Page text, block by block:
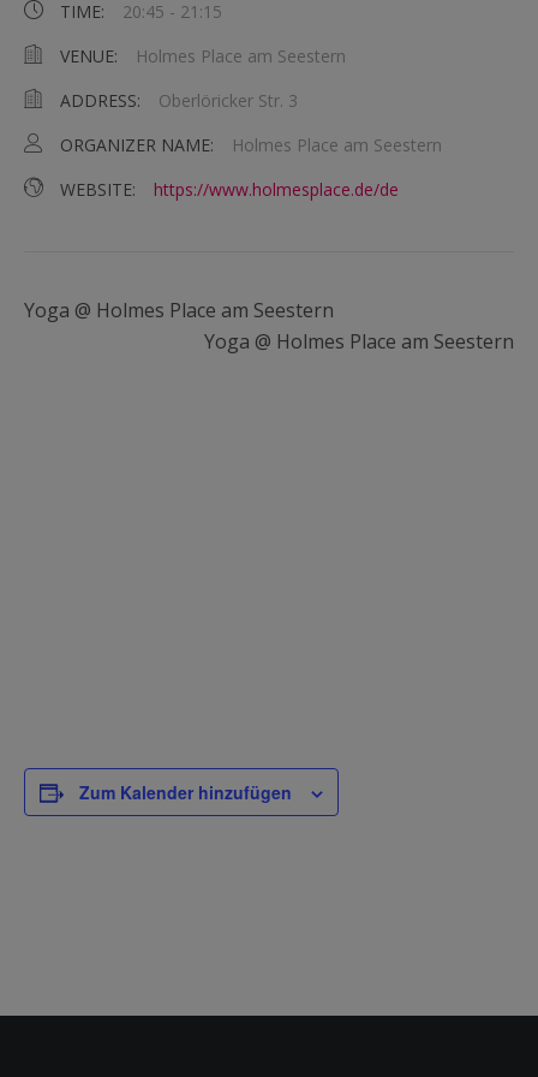
TIME:
20:45 - 21:15
VENUE:
Holmes Place am Seestern
ADDRESS:
Oberlöricker Str. 3
ORGANIZER NAME:
Holmes Place am Seestern
WEBSITE:
https://www.holmesplace.de/de
Yoga @ Holmes Place am Seestern
Yoga @ Holmes Place am Seestern
Zum Kalender hinzufügen